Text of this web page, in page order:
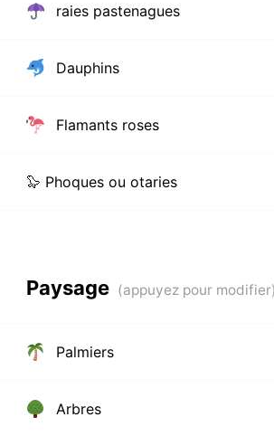
raies pastenagues
Dauphins
Flamants roses
🦭 Phoques ou otaries
Paysage
Palmiers
Arbres